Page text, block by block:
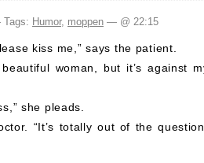
Humor, moppen — @ 22:15
kiss me,” says the patient.
beautiful woman, but it’s against
she pleads.
“It’s totally out of the